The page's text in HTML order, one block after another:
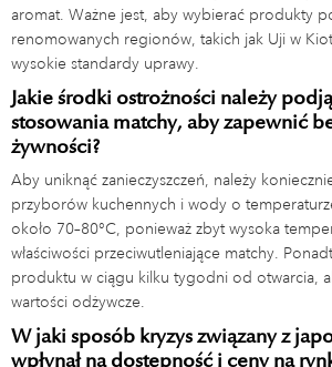
aromat. Ważne jest, aby wybierać produkty
renomowanych regionów, takich jak Uji w
wysokie standardy uprawy.
Jakie środki ostrożności należy
stosowania matchy, aby zapewnić
żywności?
Aby uniknąć zanieczyszczeń, należy
przyborów kuchennych i wody o
około 70–80°C, ponieważ zbyt wysoka
właściwości przeciwutleniające matchy.
produktu w ciągu kilku tygodni od otwarcia,
wartości odżywcze.
W jaki sposób kryzys związany z
wpłynął na dostępność i ceny na